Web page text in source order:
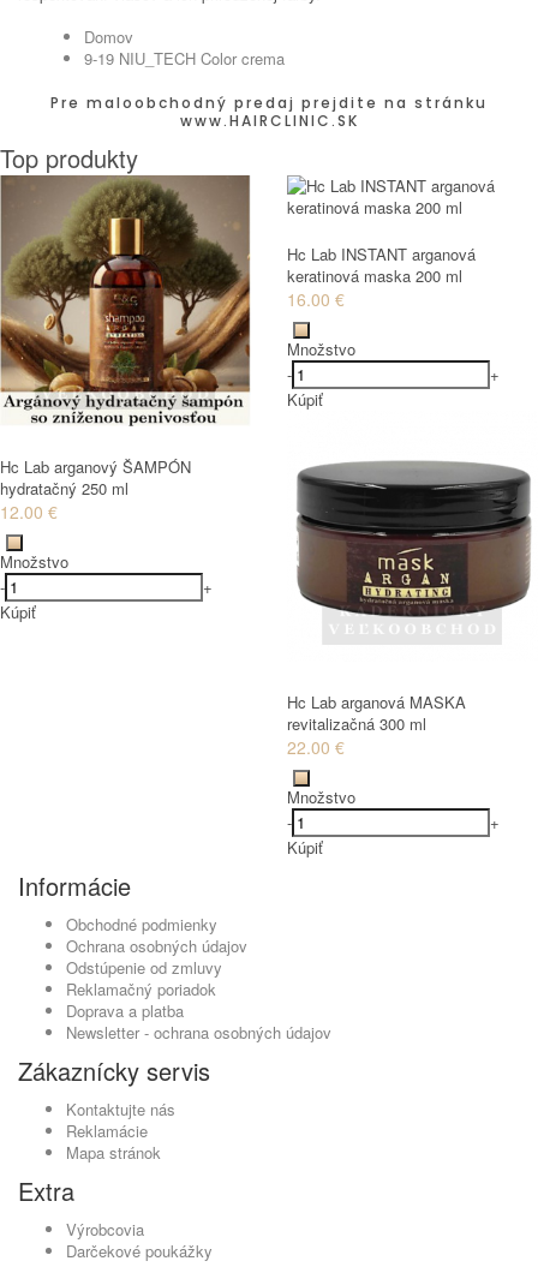
Domov
9-19 NIU_TECH Color crema
Pre maloobchodný predaj prejdite na stránku
www.HAIRCLINIC.SK
Top produkty
Hc Lab arganový ŠAMPÓN
hydratačný 250 ml
12.00 €
Množstvo
-
+
Kúpiť
Hc Lab INSTANT arganová
keratinová maska 200 ml
16.00 €
Množstvo
-
+
Kúpiť
Hc Lab arganová MASKA
revitalizačná 300 ml
22.00 €
Množstvo
-
+
Kúpiť
Informácie
Obchodné podmienky
Ochrana osobných údajov
Odstúpenie od zmluvy
Reklamačný poriadok
Doprava a platba
Newsletter - ochrana osobných údajov
Zákaznícky servis
Kontaktujte nás
Reklamácie
Mapa stránok
Extra
Výrobcovia
Darčekové poukážky